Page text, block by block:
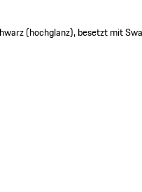
(hochglanz), besetzt mit